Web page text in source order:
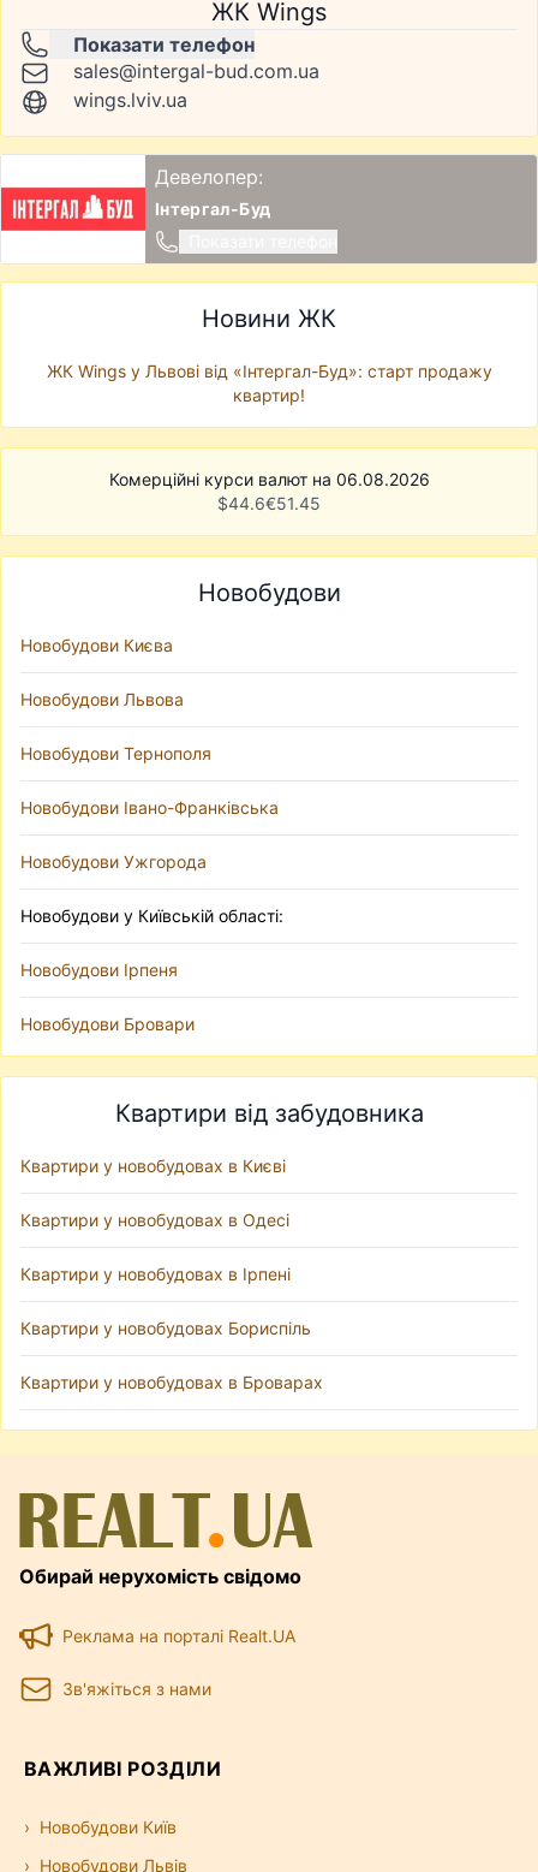
ЖК Wings
Показати телефон
sales@intergal-bud.com.ua
wings.lviv.ua
Девелопер:
Інтергал-Буд
Новини ЖК
ЖК Wings у Львові від «Інтергал-Буд»: старт продажу
квартир!
Комерційні курси валют на 06.08.2026
$44.6€51.45
Новобудови
Новобудови Києва
Новобудови Львова
Новобудови Тернополя
Новобудови Івано-Франківська
Новобудови Ужгорода
Новобудови у Київській області:
Новобудови Ірпеня
Новобудови Бровари
Квартири від забудовника
Квартири у новобудовах в Києві
Квартири у новобудовах в Одесі
Квартири у новобудовах в Ірпені
Квартири у новобудовах Бориспіль
Квартири у новобудовах в Броварах
Обирай нерухомість свідомо
Реклама на порталі Realt.UA
Зв'яжіться з нами
ВАЖЛИВІ РОЗДІЛИ
Новобудови Київ
Новобудови Львів